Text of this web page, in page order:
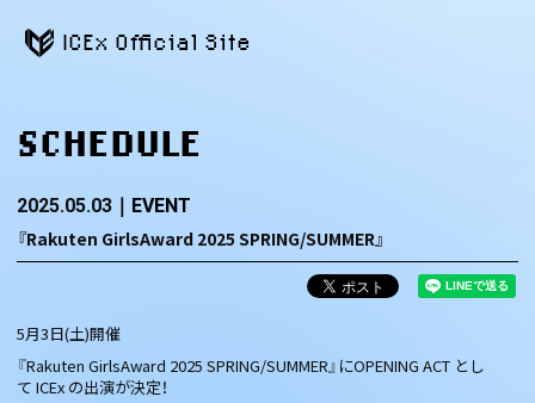
ICEx Official Site
SCHEDULE
2025.05.03 EVENT
『Rakuten GirlsAward 2025 SPRING/SUMMER』
5月3日(土)開催
『Rakuten GirlsAward 2025 SPRING/SUMMER』にOPENING ACT とし
て ICEx の出演が決定！